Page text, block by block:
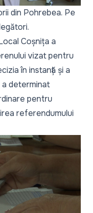
din Pohrebea. Pe
Coșnița a
vizat pentru
în instanță și a
determinat
pentru
referendumului